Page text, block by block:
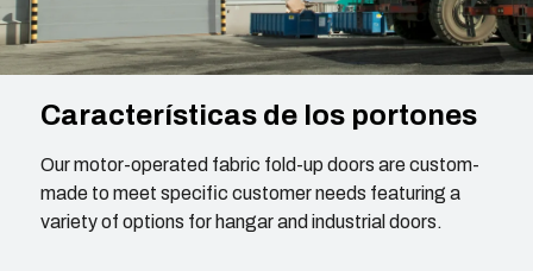
Características de los portones
Our motor-operated fabric fold-up doors are custom-
made to meet specific customer needs featuring a
variety of options for hangar and industrial doors.